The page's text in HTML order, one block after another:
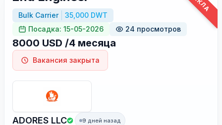
Bulk Carrier
35,000 DWT
Посадка: 15-05-2026
24 просмотров
8000 USD /4 месяца
Вакансия закрыта
ADORES LLC 9 дней назад